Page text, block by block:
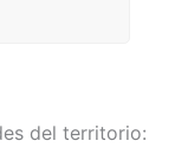
del territorio: